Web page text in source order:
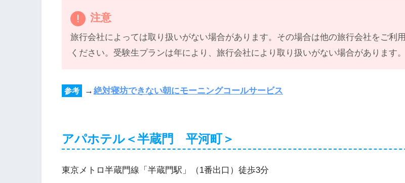
注意
旅行会社によっては取り扱いがない場合があります。その場合は他の旅行会社をご利用
ください。受験生プランは年により、旅行会社により取り扱いがない場合があります。
参考 → 絶対寝坊できない朝にモーニングコールサービス
アパホテル＜半蔵門 平河町＞
東京メトロ半蔵門線「半蔵門駅」（1番出口）徒歩3分